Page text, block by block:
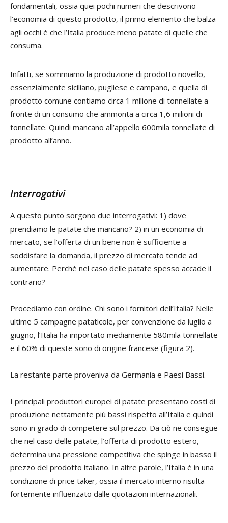
fondamentali, ossia quei pochi numeri che descrivono
l’economia di questo prodotto, il primo elemento che balza
agli occhi è che l’Italia produce meno patate di quelle che
consuma.
Infatti, se sommiamo la produzione di prodotto novello,
essenzialmente siciliano, pugliese e campano, e quella di
prodotto comune contiamo circa 1 milione di tonnellate a
fronte di un consumo che ammonta a circa 1,6 milioni di
tonnellate. Quindi mancano all’appello 600mila tonnellate di
prodotto all’anno.
Interrogativi
A questo punto sorgono due interrogativi: 1) dove
prendiamo le patate che mancano? 2) in un economia di
mercato, se l’offerta di un bene non è sufficiente a
soddisfare la domanda, il prezzo di mercato tende ad
aumentare. Perché nel caso delle patate spesso accade il
contrario?
Procediamo con ordine. Chi sono i fornitori dell’Italia? Nelle
ultime 5 campagne pataticole, per convenzione da luglio a
giugno, l’Italia ha importato mediamente 580mila tonnellate
e il 60% di queste sono di origine francese (figura 2).
La restante parte proveniva da Germania e Paesi Bassi.
I principali produttori europei di patate presentano costi di
produzione nettamente più bassi rispetto all’Italia e quindi
sono in grado di competere sul prezzo. Da ciò ne consegue
che nel caso delle patate, l’offerta di prodotto estero,
determina una pressione competitiva che spinge in basso il
prezzo del prodotto italiano. In altre parole, l’Italia è in una
condizione di price taker, ossia il mercato interno risulta
fortemente influenzato dalle quotazioni internazionali.